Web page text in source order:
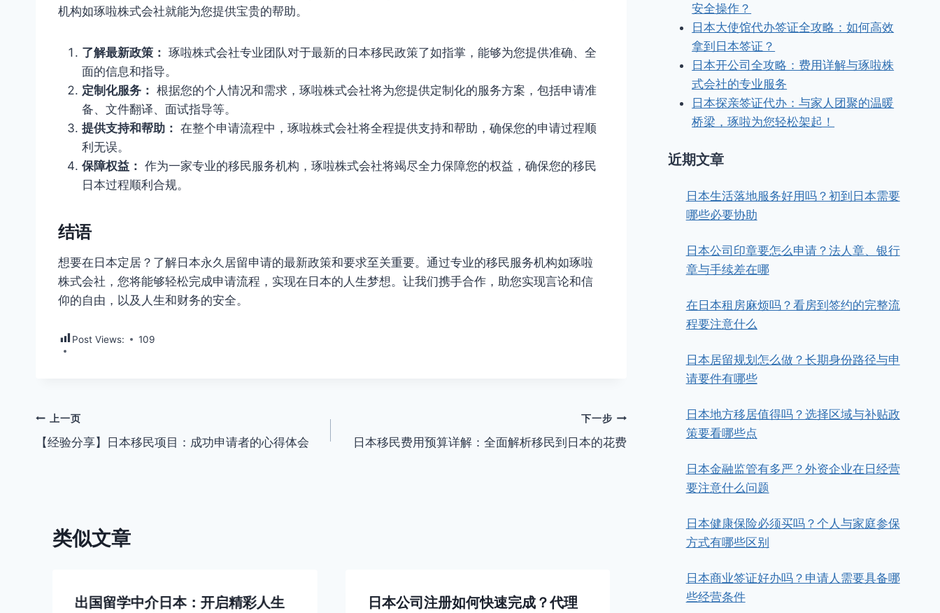
机构如琢啦株式会社就能为您提供宝贵的帮助。
了解最新政策： 琢啦株式会社专业团队对于最新的日本移民政策了如指掌，能够为您提供准确、全
面的信息和指导。
定制化服务： 根据您的个人情况和需求，琢啦株式会社将为您提供定制化的服务方案，包括申请准
备、文件翻译、面试指导等。
提供支持和帮助： 在整个申请流程中，琢啦株式会社将全程提供支持和帮助，确保您的申请过程顺
利无误。
保障权益： 作为一家专业的移民服务机构，琢啦株式会社将竭尽全力保障您的权益，确保您的移民
日本过程顺利合规。
结语
想要在日本定居？了解日本永久居留申请的最新政策和要求至关重要。通过专业的移民服务机构如琢啦
株式会社，您将能够轻松完成申请流程，实现在日本的人生梦想。让我们携手合作，助您实现言论和信
仰的自由，以及人生和财务的安全。
Post Views: 109
文
章
上一页
【经验分享】日本移民项目：成功申请者的心得体会
下一步
日本移民费用预算详解：全面解析移民到日本的花费
类似文章
出国留学中介日本：开启精彩人生
日本公司注册如何快速完成？代理
日本投资移民的房产选择，东京还
安全操作？
日本大使馆代办签证全攻略：如何高效
拿到日本签证？
日本开公司全攻略：费用详解与琢啦株
式会社的专业服务
日本探亲签证代办：与家人团聚的温暖
桥梁，琢啦为您轻松架起！
近期文章
日本生活落地服务好用吗？初到日本需要
哪些必要协助
日本公司印章要怎么申请？法人章、银行
章与手续差在哪
在日本租房麻烦吗？看房到签约的完整流
程要注意什么
日本居留规划怎么做？长期身份路径与申
请要件有哪些
日本地方移居值得吗？选择区域与补贴政
策要看哪些点
日本金融监管有多严？外资企业在日经营
要注意什么问题
日本健康保险必须买吗？个人与家庭参保
方式有哪些区别
日本商业签证好办吗？申请人需要具备哪
些经营条件